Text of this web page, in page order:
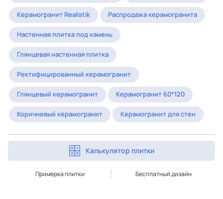
Керамогранит Realistik Распродажа керамогранита
Настенная плитка под камень
Глянцевая настенная плитка
Ректифицированный керамогранит
Глянцевый керамогранит Керамогранит 60*120
Коричневый керамогранит Керамогранит для стен
Калькулятор плитки
Примерка плитки Бесплатный дизайн